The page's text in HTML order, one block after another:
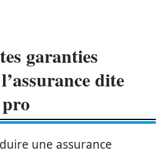
garanties
dite
une assurance